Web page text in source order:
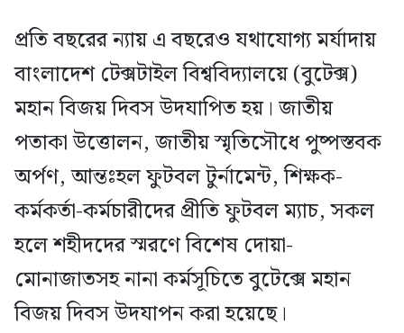
প্রতি বছরের ন্যায় এ বছরেও যথাযোগ্য মর্যাদায়
বাংলাদেশ টেক্সটাইল বিশ্ববিদ্যালয়ে (বুটেক্স)
মহান বিজয় দিবস উদযাপিত হয়। জাতীয়
পতাকা উত্তোলন, জাতীয় স্মৃতিসৌধে পুষ্পস্তবক
অর্পণ, আন্তঃহল ফুটবল টুর্নামেন্ট, শিক্ষক-
কর্মকর্তা-কর্মচারীদের প্রীতি ফুটবল ম্যাচ, সকল
হলে শহীদদের স্মরণে বিশেষ দোয়া-
মোনাজাতসহ নানা কর্মসূচিতে বুটেক্সে মহান
বিজয় দিবস উদযাপন করা হয়েছে।